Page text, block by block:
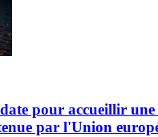
pour accueillir
par l'Union